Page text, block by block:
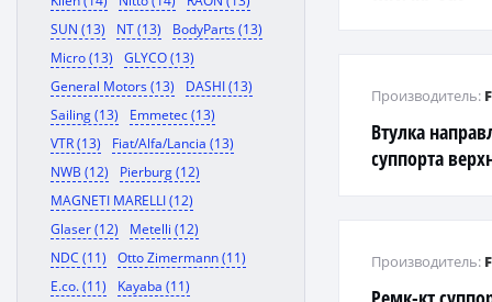
SUN (13)
NT (13)
BodyParts (13)
Micro (13)
GLYCO (13)
General Motors (13)
DASHI (13)
Sailing (13)
Emmetec (13)
VTR (13)
Fiat/Alfa/Lancia (13)
NWB (12)
Pierburg (12)
MAGNETI MARELLI (12)
Glaser (12)
Metelli (12)
NDC (11)
Otto Zimermann (11)
E.co. (11)
Kayaba (11)
Втулка
суппорта
Производитель:
Производитель: